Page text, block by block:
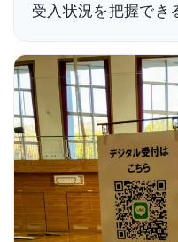
受入状況を把握でき